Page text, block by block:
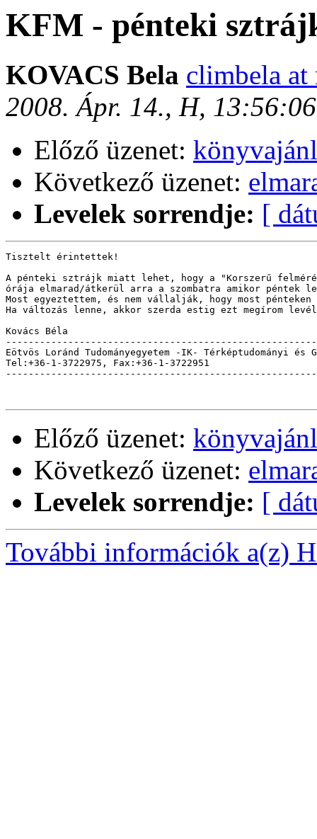
KFM - pénteki
KOVACS Bela climbela at
2008. Ápr. 14., H,
Előző üzenet:
Következő üzenet:
Levelek sorrendje: [
Tisztelt érintettek!
A pénteki sztrájk miatt lehet, hogy a "Korszerű
órája elmarad/átkerül arra a szombatra amikor péntek
Most egyeztettem, és nem vállalják, hogy most
Ha változás lenne, akkor szerda estig ezt megírom
Kovács Béla
Eötvös Loránd Tudományegyetem -IK- Térképtudományi és
Tel:+36-1-3722975, Fax:+36-1-3722951
Előző üzenet:
Következő üzenet:
Levelek sorrendje: [
További információk a(z)